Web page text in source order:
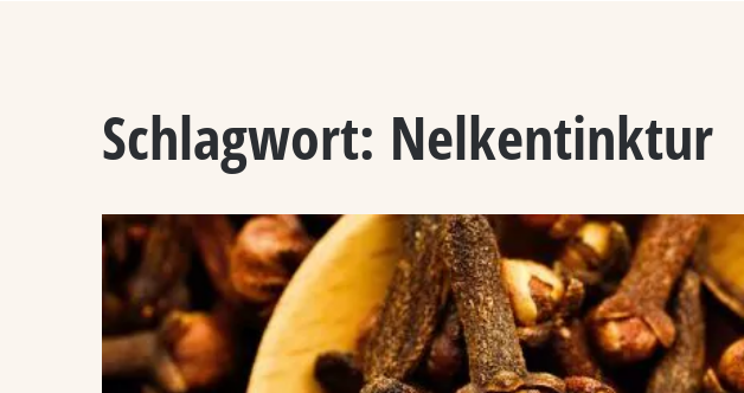
Schlagwort: Nelkentinktur